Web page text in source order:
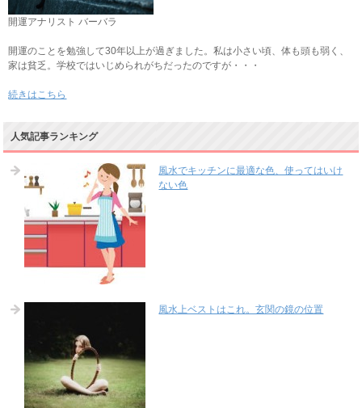
開運アナリスト バーバラ
開運のことを勉強して30年以上が過ぎました。私は小さい頃、体も頭も弱く、
家は貧乏。学校ではいじめられがちだったのですが・・・
続きはこちら
人気記事ランキング
風水でキッチンに最適な色、使ってはいけ
ない色
風水上ベストはこれ。玄関の鏡の位置